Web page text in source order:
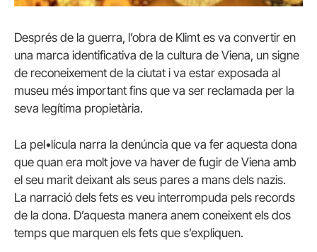
Després de la guerra, l’obra de Klimt es va convertir en
una marca identificativa de la cultura de Viena, un signe
de reconeixement de la ciutat i va estar exposada al
museu més important fins que va ser reclamada per la
seva legítima propietària.
La pel•lícula narra la denúncia que va fer aquesta dona
que quan era molt jove va haver de fugir de Viena amb
el seu marit deixant als seus pares a mans dels nazis.
La narració dels fets es veu interrompuda pels records
de la dona. D’aquesta manera anem coneixent els dos
temps que marquen els fets que s’expliquen.